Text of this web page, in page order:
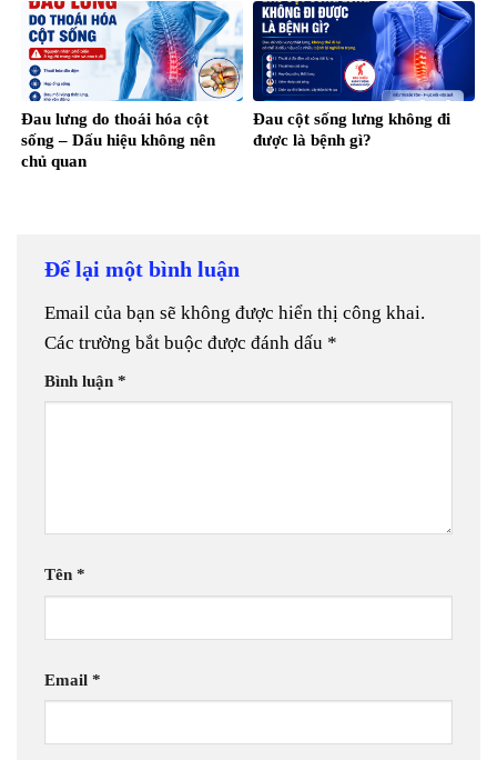
Đau lưng do thoái hóa cột
sống – Dấu hiệu không nên
chủ quan
Đau cột sống lưng không đi
được là bệnh gì?
Để lại một bình luận
Email của bạn sẽ không được hiển thị công khai.
Các trường bắt buộc được đánh dấu *
Bình luận *
Tên *
Email *